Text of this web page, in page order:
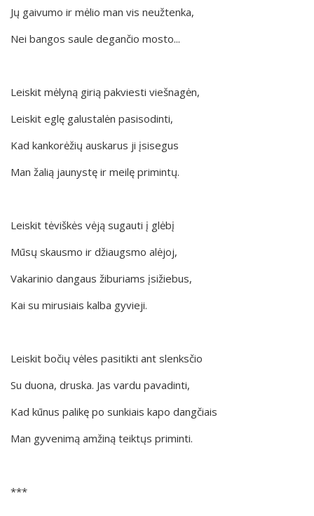
Jų gaivumo ir mėlio man vis neužtenka,
Nei bangos saule degančio mosto...
Leiskit mėlyną girią pakviesti viešnagėn,
Leiskit eglę galustalėn pasisodinti,
Kad kankorėžių auskarus ji įsisegus
Man žalią jaunystę ir meilę primintų.
Leiskit tėviškės vėją sugauti į glėbį
Mūsų skausmo ir džiaugsmo alėjoj,
Vakarinio dangaus žiburiams įsižiebus,
Kai su mirusiais kalba gyvieji.
Leiskit bočių vėles pasitikti ant slenksčio
Su duona, druska. Jas vardu pavadinti,
Kad kūnus palikę po sunkiais kapo dangčiais
Man gyvenimą amžiną teiktųs priminti.
***